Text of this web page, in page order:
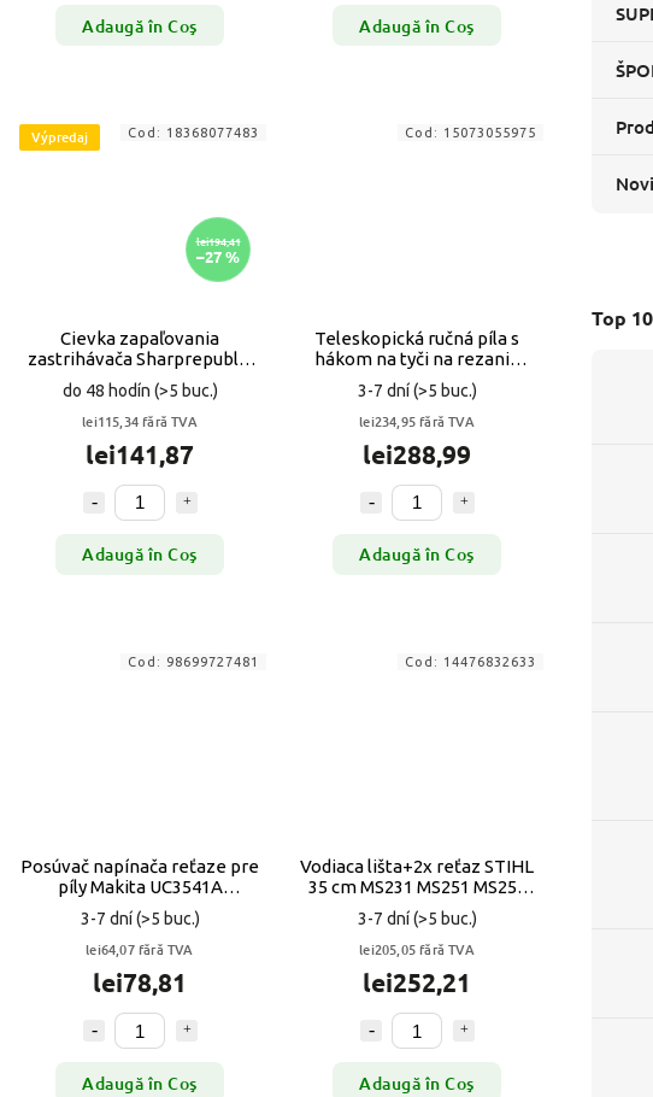
Top
Adaugă în Coş Adaugă în Coş
Výpredaj
lei194,41
–27 %
Cievka zapaľovania
zastrihávača Sharprepublic
VYPR
do 48 hodín (>5 buc.)
lei115,34 fără TVA
lei141,87
Adaugă în Coş
Cod: 18368077483
Teleskopická ručná píla s
hákom na tyči na rezanie
konárov stromov 5,5 m VYPR
3-7 dní(>5 buc.)
lei234,95 fără TVA
lei288,99
Adaugă în Coş
Cod: 15073055975
Posúvač napínača reťaze pre
píly Makita UC3541A
UC4041A
3-7 dní(>5 buc.)
lei64,07 fără TVA
lei78,81
Adaugă în Coş
Cod: 98699727481
Vodiaca lišta+2x reťaz STIHL
35 cm MS231 MS251 MS250
140SDEA071 Oregon VYPR
3-7 dní(>5 buc.)
lei205,05 fără TVA
lei252,21
Adaugă în Coş
Cod: 14476832633